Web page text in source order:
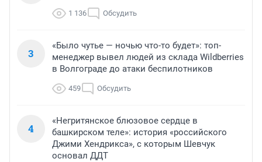
1 136 Обсудить
3
«Было чутье — ночью что-то будет»: топ-
менеджер вывел людей из склада Wildberries
в Волгограде до атаки беспилотников
459 Обсудить
4
«Негритянское блюзовое сердце в
башкирском теле»: история «российского
Джими Хендрикса», с которым Шевчук
основал ДДТ